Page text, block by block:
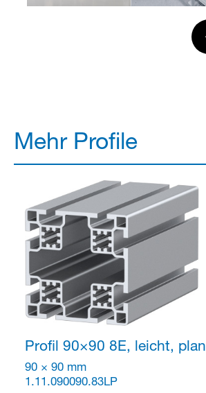
Mehr Profile
Profil 90×90 8E, leicht, plan
90 × 90 mm
1.11.090090.83LP